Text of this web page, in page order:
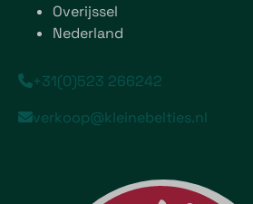
Overijssel
Nederland
+31(0)523 266242
verkoop@kleinebelties.nl